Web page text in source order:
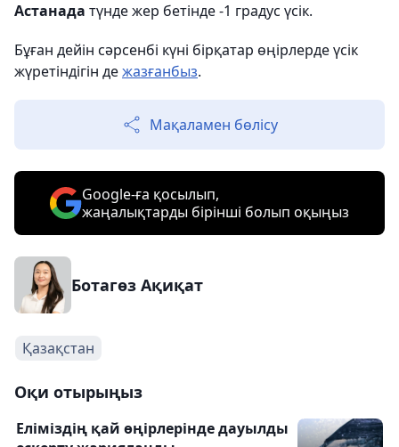
Астанада түнде жер бетінде -1 градус үсік.
Бұған дейін сәрсенбі күні бірқатар өңірлерде үсік
жүретіндігін дежазғанбыз.
Мақаламен бөлісу
Google-ға қосылып,
жаңалықтарды бірінші болып оқыңыз
Ботагөз Ақиқат
Қазақстан
Оқи отырыңыз
Еліміздің қай өңірлерінде дауылды